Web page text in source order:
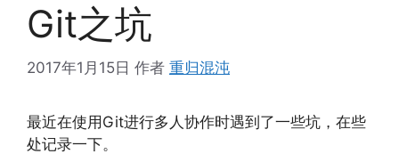
Git之坑
2017年1月15日 作者 重归混沌
最近在使用Git进行多人协作时遇到了一些坑，在些
处记录一下。